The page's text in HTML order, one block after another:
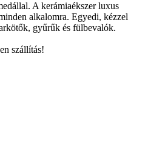
A kerámiaékszer luxus
alkalomra. Egyedi, kézzel
gyűrűk és fülbevalók.
szállítás!